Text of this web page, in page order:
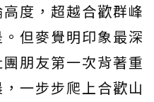
度，超越合歡群峰
但麥覺明印象最深
朋友第一次背著重
一步步爬上合歡山